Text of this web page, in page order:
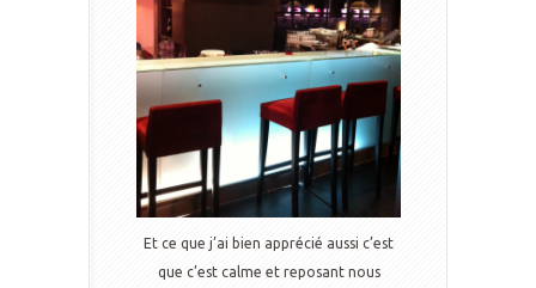
Et ce que j’ai bien apprécié aussi c’est
que c’est calme et reposant nous